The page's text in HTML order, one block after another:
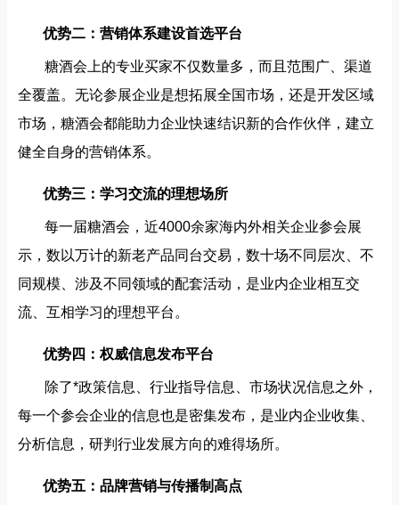
优势二：营销体系建设首选平台
糖酒会上的专业买家不仅数量多，而且范围广、渠道
全覆盖。无论参展企业是想拓展全国市场，还是开发区域
市场，糖酒会都能助力企业快速结识新的合作伙伴，建立
健全自身的营销体系。
优势三：学习交流的理想场所
每一届糖酒会，近4000余家海内外相关企业参会展
示，数以万计的新老产品同台交易，数十场不同层次、不
同规模、涉及不同领域的配套活动，是业内企业相互交
流、互相学习的理想平台。
优势四：权威信息发布平台
除了*政策信息、行业指导信息、市场状况信息之外，
每一个参会企业的信息也是密集发布，是业内企业收集、
分析信息，研判行业发展方向的难得场所。
优势五：品牌营销与传播制高点